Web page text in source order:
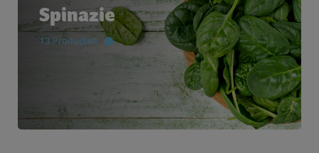
Spinazie
13 Producten